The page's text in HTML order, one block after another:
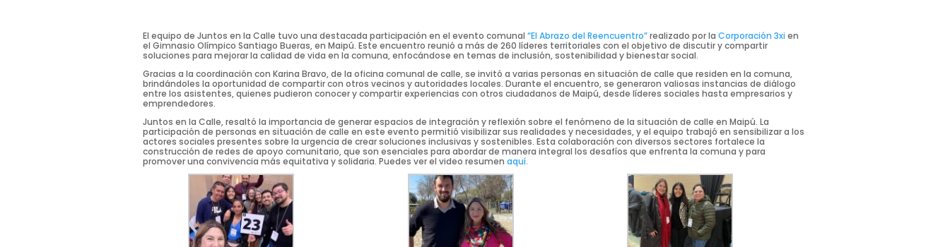
El equipo de Juntos en la Calle tuvo una destacada participación en el evento comunal “El Abrazo del Reencuentro”realizado por la Corporación 3xi en
el Gimnasio Olímpico Santiago Bueras, en Maipú. Este encuentro reunió a más de 260 líderes territoriales con el objetivo de discutir y compartir
soluciones para mejorar la calidad de vida en la comuna, enfocándose en temas de inclusión, sostenibilidad y bienestar social.
Gracias a la coordinación con Karina Bravo, de la oficina comunal de calle, se invitó a varias personas en situación de calle que residen en la comuna,
brindándoles la oportunidad de compartir con otros vecinos y autoridades locales. Durante el encuentro, se generaron valiosas instancias de diálogo
entre los asistentes, quienes pudieron conocer y compartir experiencias con otros ciudadanos de Maipú, desde líderes sociales hasta empresarios y
emprendedores.
Juntos en la Calle, resaltó la importancia de generar espacios de integración y reflexión sobre el fenómeno de la situación de calle en Maipú. La
participación de personas en situación de calle en este evento permitió visibilizar sus realidades y necesidades, y el equipo trabajó en sensibilizar a los
actores sociales presentes sobre la urgencia de crear soluciones inclusivas y sostenibles. Esta colaboración con diversos sectores fortalece la
construcción de redes de apoyo comunitario, que son esenciales para abordar de manera integral los desafíos que enfrenta la comuna y para
promover una convivencia más equitativa y solidaria. Puedes ver el video resumen aquí.